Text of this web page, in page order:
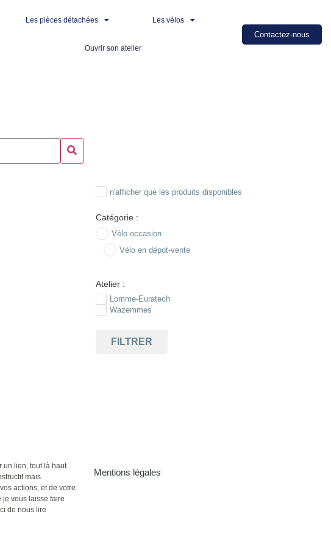
Les pièces détachées Les vélos
Ouvrir son atelier
Contactez-nous
n'afficher que les produits disponibles
Catégorie :
Vélo occasion
Vélo en dépot-vente
Atelier :
Lomme-Euratech
Wazemmes
FILTRER
lien, tout là haut.
mais
actions, et de votre
je vous laisse faire
de nous lire
Mentions légales